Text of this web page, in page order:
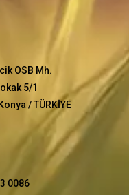
OSB Mh.
5/1
/ TÜRKİYE
0086